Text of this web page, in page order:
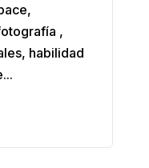
,
habilidad